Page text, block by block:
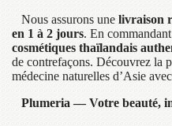
Nous assurons une livraison
en 1 à 2 jours. En
cosmétiques thaïlandais
de contrefaçons. Découvrez la
médecine naturelles d’Asie
Plumeria — Votre beauté,